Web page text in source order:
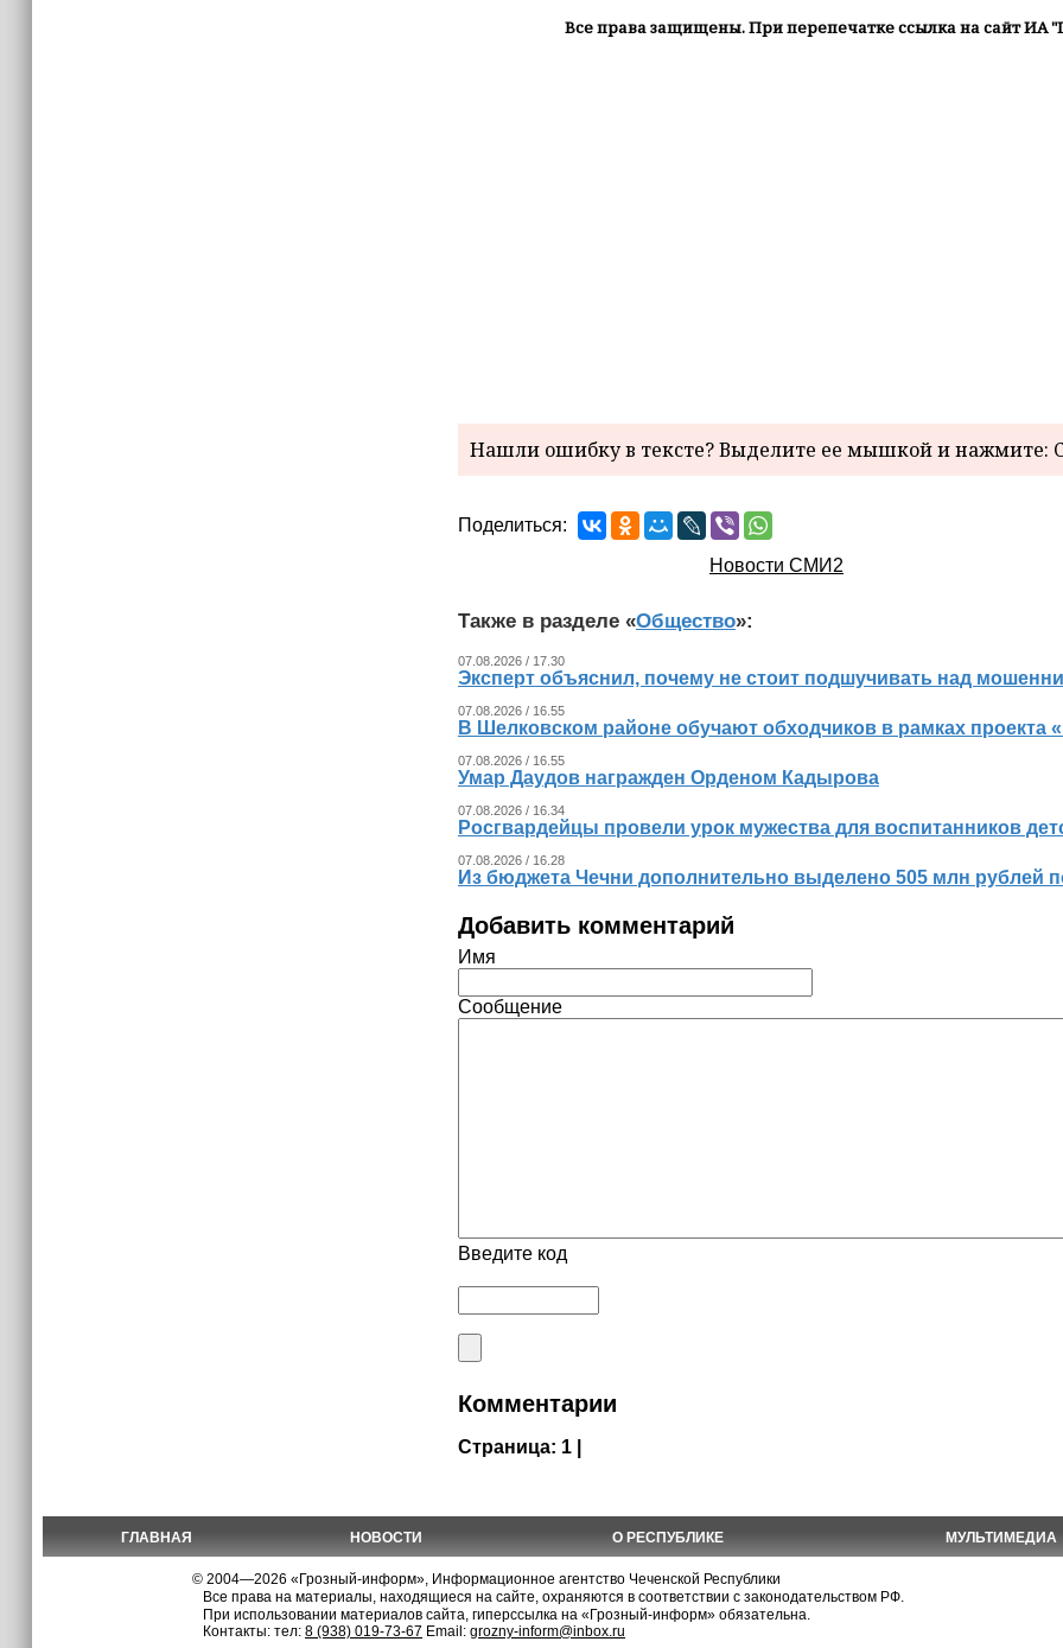
Все права защищены. При перепечатке ссылка на сайт ИА
Нашли ошибку в тексте? Выделите ее мышкой и нажмите:
Поделиться:
Новости СМИ2
Также в разделе «Общество»:
07.08.2026 / 17.30
Эксперт объяснил, почему не стоит подшучивать над
07.08.2026 / 16.55
В Шелковском районе обучают обходчиков в рамках
07.08.2026 / 16.55
Умар Даудов награжден Орденом Кадырова
07.08.2026 / 16.34
Росгвардейцы провели урок мужества для воспитанников
07.08.2026 / 16.28
Из бюджета Чечни дополнительно выделено 505 млн рублей
Добавить комментарий
Имя
Сообщение
Введите код
Комментарии
Страница: 1 |
ГЛАВНАЯ НОВОСТИ О РЕСПУБЛИКЕ МУЛЬТИМЕДИА
© 2004—2026 «Грозный-информ», Информационное агентство Чеченской Республики
Все права на материалы, находящиеся на сайте, охраняются в соответствии с законодательством РФ.
При использовании материалов сайта, гиперссылка на «Грозный-информ» обязательна.
Контакты: тел: 8 (938) 019-73-67 Email: grozny-inform@inbox.ru